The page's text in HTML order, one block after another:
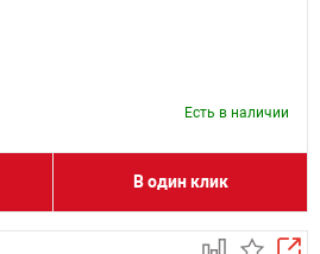
Есть в наличии
В один клик